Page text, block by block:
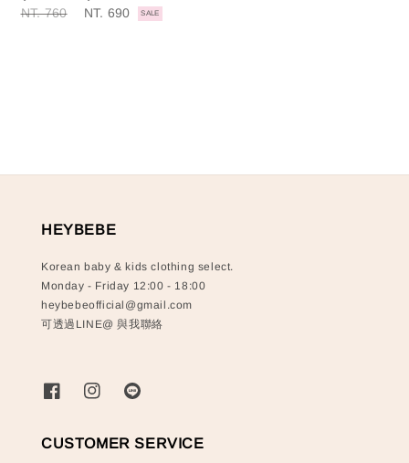
Regular
NT. 760
Sale
NT. 690 SALE
HEYBEBE
Korean baby & kids clothing select.
Monday - Friday 12:00 - 18:00
heybebeofficial@gmail.com
可透過LINE@ 與我聯絡
CUSTOMER SERVICE